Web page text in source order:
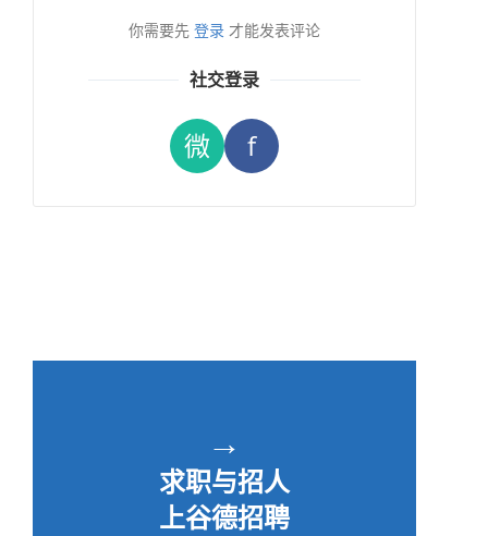
你需要先 登录 才能发表评论
社交登录
微 f
→
求职与招人
上谷德招聘